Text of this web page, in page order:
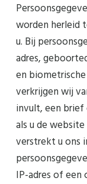
worden herleid
u. Bij
adres,
en
verkrijgen wij
invult, een
als u de
verstrekt u ons
IP-adres of een